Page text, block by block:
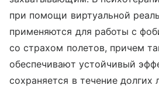
при помощи виртуальной
применяются для работы с
со страхом полетов, причем
обеспечивают устойчивый
сохраняется в течение долгих